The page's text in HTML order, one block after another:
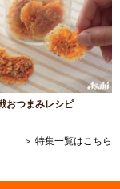
おつまみレシピ
＞ 特集一覧はこちら